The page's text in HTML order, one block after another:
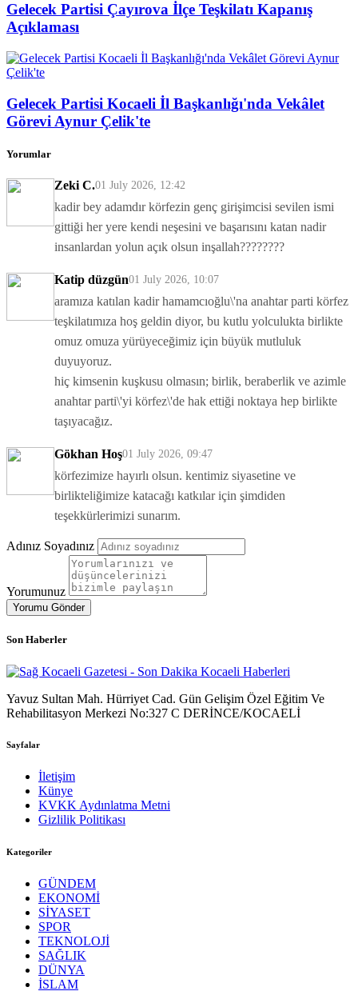
Gelecek Partisi Çayırova İlçe Teşkilatı Kapanış
Açıklaması
Gelecek Partisi Kocaeli İl Başkanlığı'nda Vekâlet
Görevi Aynur Çelik'te
Yorumlar
Zeki C.01 July 2026, 12:42
kadir bey adamdır körfezin genç girişimcisi sevilen ismi
gittiği her yere kendi neşesini ve başarısını katan nadir
insanlardan yolun açık olsun inşallah????????
Katip düzgün01 July 2026, 10:07
aramıza katılan kadir hamamcıoğlu\'na anahtar parti körfez
teşkilatımıza hoş geldin diyor, bu kutlu yolculukta birlikte
omuz omuza yürüyeceğimiz için büyük mutluluk
duyuyoruz.
hiç kimsenin kuşkusu olmasın; birlik, beraberlik ve azimle
anahtar parti\'yi körfez\'de hak ettiği noktaya hep birlikte
taşıyacağız.
Gökhan Hoş01 July 2026, 09:47
körfezimize hayırlı olsun. kentimiz siyasetine ve
birlikteliğimize katacağı katkılar için şimdiden
teşekkürlerimizi sunarım.
Adınız Soyadınız
Yorumunuz
Yorumu Gönder
Son Haberler
Yavuz Sultan Mah. Hürriyet Cad. Gün Gelişim Özel Eğitim Ve
Rehabilitasyon Merkezi No:327 C DERİNCE/KOCAELİ
Sayfalar
İletişim
Künye
KVKK Aydınlatma Metni
Gizlilik Politikası
Kategoriler
GÜNDEM
EKONOMİ
SİYASET
SPOR
TEKNOLOJİ
SAĞLIK
DÜNYA
İSLAM